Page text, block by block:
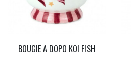
BOUGIE A DOPO KOI FISH